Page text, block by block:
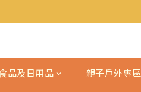
品及日用品 親子戶外專區